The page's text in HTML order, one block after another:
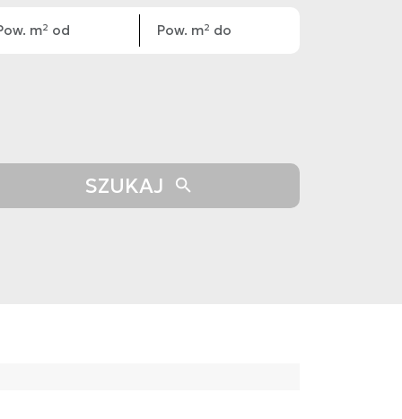
SZUKAJ